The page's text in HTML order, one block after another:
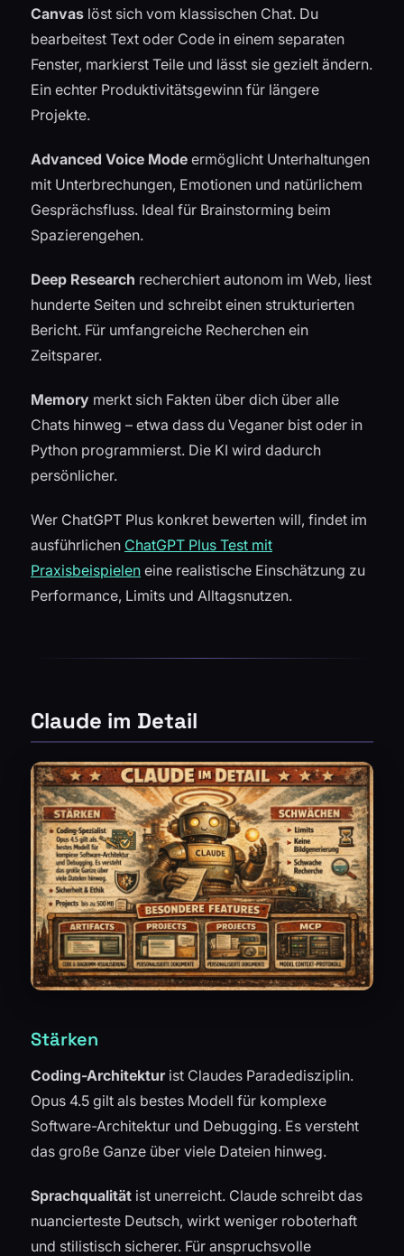
Canvas löst sich vom klassischen Chat. Du
bearbeitest Text oder Code in einem separaten
Fenster, markierst Teile und lässt sie gezielt ändern.
Ein echter Produktivitätsgewinn für längere
Projekte.
Advanced Voice Mode ermöglicht Unterhaltungen
mit Unterbrechungen, Emotionen und natürlichem
Gesprächsfluss. Ideal für Brainstorming beim
Spazierengehen.
Deep Research recherchiert autonom im Web, liest
hunderte Seiten und schreibt einen strukturierten
Bericht. Für umfangreiche Recherchen ein
Zeitsparer.
Memory merkt sich Fakten über dich über alle
Chats hinweg – etwa dass du Veganer bist oder in
Python programmierst. Die KI wird dadurch
persönlicher.
Wer ChatGPT Plus konkret bewerten will, findet im
ausführlichen ChatGPT Plus Test mit
Praxisbeispielen eine realistische Einschätzung zu
Performance, Limits und Alltagsnutzen.
Claude im Detail
Stärken
Coding-Architekturist Claudes Paradedisziplin.
Opus 4.5 gilt als bestes Modell für komplexe
Software-Architektur und Debugging. Es versteht
das große Ganze über viele Dateien hinweg.
Sprachqualität ist unerreicht. Claude schreibt das
nuancierteste Deutsch, wirkt weniger roboterhaft
und stilistisch sicherer. Für anspruchsvolle